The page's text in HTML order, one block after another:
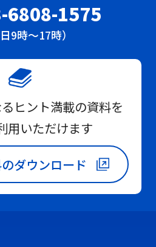
6808-1575
日9時～17時）
ヒント満載の資料を
用いただけます
ダウンロード